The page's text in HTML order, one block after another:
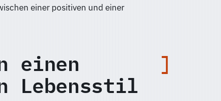
einer positiven und einer
einen
Lebensstil